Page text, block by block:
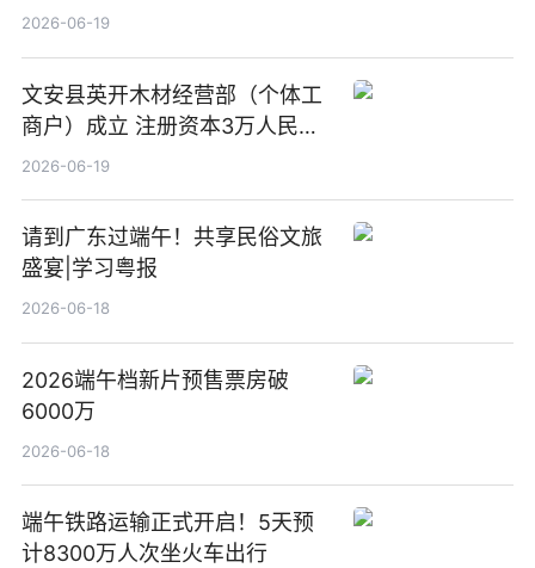
前沿热点
2026-06-19
文安县英开木材经营部（个体工
商户）成立 注册资本3万人民币
新要闻
2026-06-19
请到广东过端午！共享民俗文旅
盛宴|学习粤报
2026-06-18
2026端午档新片预售票房破
6000万
2026-06-18
端午铁路运输正式开启！5天预
计8300万人次坐火车出行